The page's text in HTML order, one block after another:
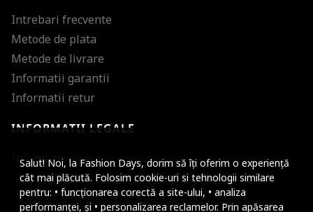
Salut! Noi, la Fashion Days, dorim să îți oferim o experiență
cât mai plăcută. Folosim cookie-uri si tehnologii similare
pentru: • funcționarea corectă a site-ului, • analiza
performanței, și • personalizarea reclamelor. Prin apăsarea
Intrebari frecvente
Metode de plata
Metode de livrare
Informatii garantii
Informatii retur
INFORMATII LEGALE
Informatii utile
Micsoreaza
Mareste spatierea